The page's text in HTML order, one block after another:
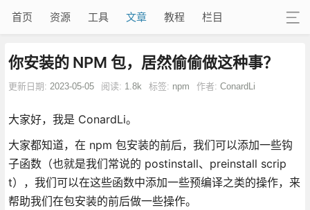
首页 资源 工具 文章 教程 栏目
你安装的 NPM 包，居然偷偷做这种事？
更新日期: 2023-05-05 阅读: 1.8k 标签: npm 作者: ConardLi
大家好，我是 ConardLi。
大家都知道，在 npm 包安装的前后，我们可以添加一些钩
子函数（也就是我们常说的 postinstall、preinstall scrip
t），我们可以在这些函数中添加一些预编译之类的操作，来
帮助我们在包安装的前后做一些操作。